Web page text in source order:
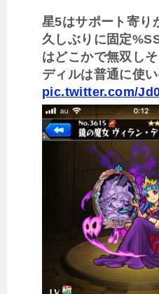
星5はサポート寄り
久しぶりに固定
はどこかで無双しそ
ディルは普通に使
pic.twitter.com/